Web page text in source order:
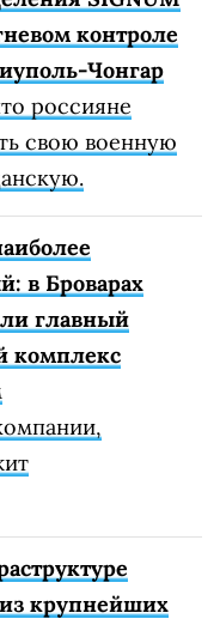
контроле
Чонгар
россияне
свою военную
в Броварах
главный
комплекс
крупнейших